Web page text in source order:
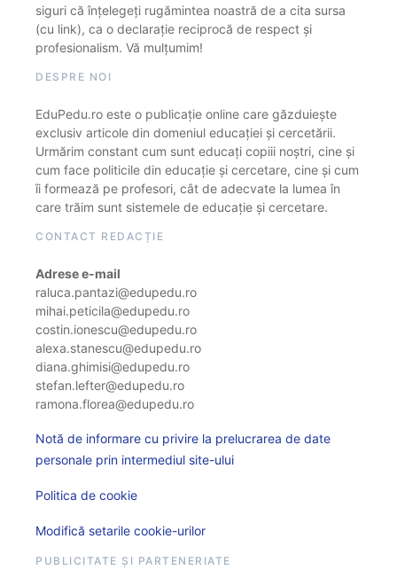
siguri că înțelegeți rugămintea noastră de a cita sursa
(cu link), ca o declarație reciprocă de respect și
profesionalism. Vă mulțumim!
DESPRE NOI
EduPedu.ro este o publicație online care găzduiește
exclusiv articole din domeniul educației și cercetării.
Urmărim constant cum sunt educați copiii noștri, cine și
cum face politicile din educație și cercetare, cine și cum
îi formează pe profesori, cât de adecvate la lumea în
care trăim sunt sistemele de educație și cercetare.
CONTACT REDACȚIE
Adrese e-mail
raluca.pantazi@edupedu.ro
mihai.peticila@edupedu.ro
costin.ionescu@edupedu.ro
alexa.stanescu@edupedu.ro
diana.ghimisi@edupedu.ro
stefan.lefter@edupedu.ro
ramona.florea@edupedu.ro
Notă de informare cu privire la prelucrarea de date
personale prin intermediul site-ului
Politica de cookie
Modifică setarile cookie-urilor
PUBLICITATE ȘI PARTENERIATE